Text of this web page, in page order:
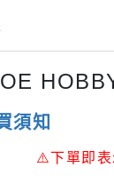
冒險
MASTER
MASTER
須知
⚠下單即